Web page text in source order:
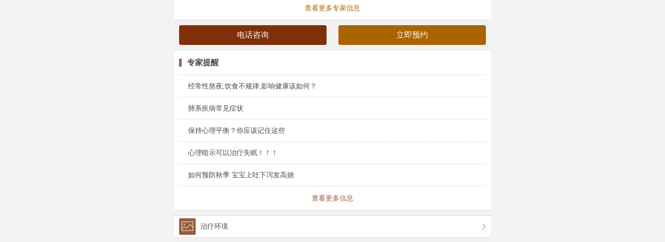
主任医师，毕业于甘肃省中医药大学。 甘肃省名中医，甘肃省中医药五级师承教育指导老
师。从事中医妇科近四十年，具有丰富的临床经验，发表论文、论著近30篇，获市级以上科技进
查看更多专家信息
电话咨询 立即预约
专家提醒
经常性熬夜,饮食不规律,影响健康该如何？
肺系疾病常见症状
保持心理平衡？你应该记住这些
心理暗示可以治疗失眠！！！
如何预防秋季 宝宝上吐下泻发高烧
查看更多信息
治疗环境